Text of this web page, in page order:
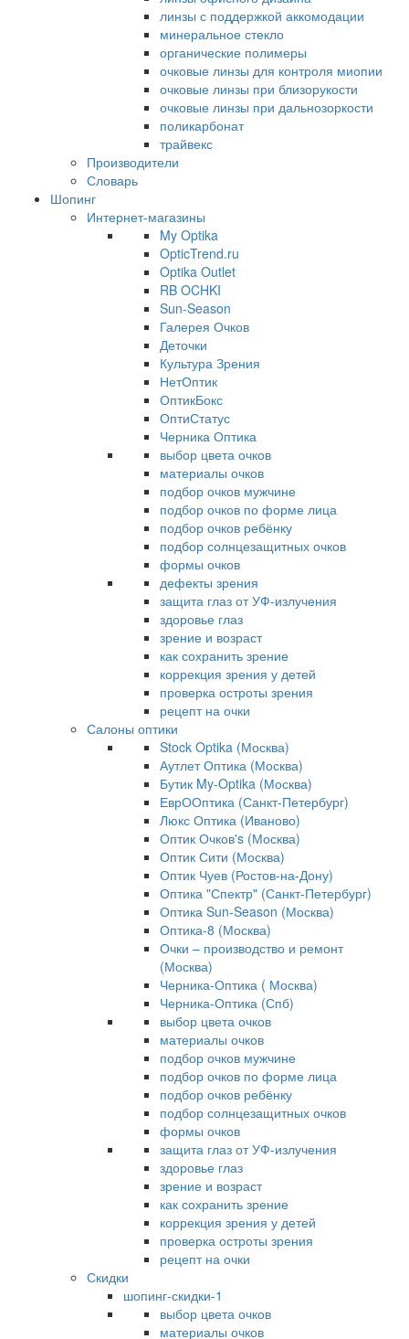
линзы с поддержкой аккомодации
минеральное стекло
органические полимеры
очковые линзы для контроля миопии
очковые линзы при близорукости
очковые линзы при дальнозоркости
поликарбонат
трайвекс
Производители
Словарь
Шопинг
Интернет-магазины
My Optika
OpticTrend.ru
Optika Outlet
RB OCHKI
Sun-Season
Галерея Очков
Деточки
Культура Зрения
НетОптик
ОптикБокс
ОптиСтатус
Черника Оптика
выбор цвета очков
материалы очков
подбор очков мужчине
подбор очков по форме лица
подбор очков ребёнку
подбор солнцезащитных очков
формы очков
дефекты зрения
защита глаз от УФ-излучения
здоровье глаз
зрение и возраст
как сохранить зрение
коррекция зрения у детей
проверка остроты зрения
рецепт на очки
Салоны оптики
Stock Optika (Москва)
Аутлет Оптика (Москва)
Бутик My-Optika (Москва)
ЕврООптика (Санкт-Петербург)
Люкс Оптика (Иваново)
Оптик Очков's (Москва)
Оптик Сити (Москва)
Оптик Чуев (Ростов-на-Дону)
Оптика "Спектр" (Санкт-Петербург)
Оптика Sun-Season (Москва)
Оптика-8 (Москва)
Очки – производство и ремонт
(Москва)
Черника-Оптика ( Москва)
Черника-Оптика (Спб)
выбор цвета очков
материалы очков
подбор очков мужчине
подбор очков по форме лица
подбор очков ребёнку
подбор солнцезащитных очков
формы очков
защита глаз от УФ-излучения
здоровье глаз
зрение и возраст
как сохранить зрение
коррекция зрения у детей
проверка остроты зрения
рецепт на очки
Скидки
шопинг-скидки-1
выбор цвета очков
материалы очков